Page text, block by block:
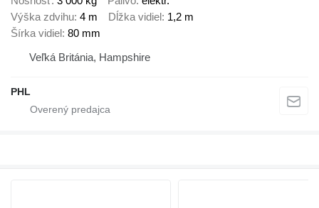
Výška zdvihu 4 m Dĺžka vidiel 1,2 m
Šírka vidiel 80 mm
Veľká Británia, Hampshire
PHL